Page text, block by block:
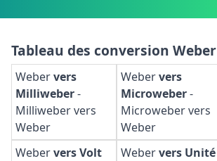
Tableau des conversion Weber
Webervers
Milliweber-
Milliweber vers
Weber
Webervers
Microweber-
Microweber vers
Weber
Webervers Volt
Webervers Unité